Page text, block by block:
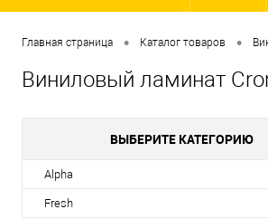
Главная страница • Каталог товаров •
Виниловый ламинат
ВЫБЕРИТЕ КАТЕГОРИЮ
Alpha
Fresh